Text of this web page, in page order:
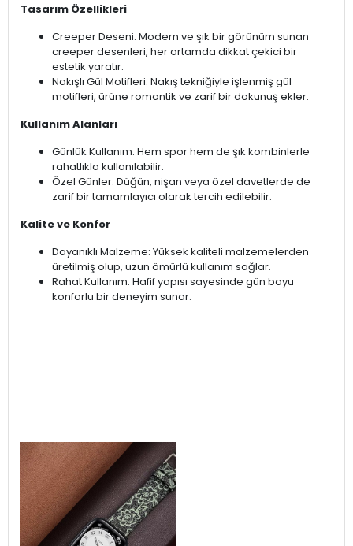
Tasarım Özellikleri
Creeper Deseni: Modern ve şık bir görünüm sunan
creeper desenleri, her ortamda dikkat çekici bir
estetik yaratır.
Nakışlı Gül Motifleri: Nakış tekniğiyle işlenmiş gül
motifleri, ürüne romantik ve zarif bir dokunuş ekler.
Kullanım Alanları
Günlük Kullanım: Hem spor hem de şık kombinlerle
rahatlıkla kullanılabilir.
Özel Günler: Düğün, nişan veya özel davetlerde de
zarif bir tamamlayıcı olarak tercih edilebilir.
Kalite ve Konfor
Dayanıklı Malzeme: Yüksek kaliteli malzemelerden
üretilmiş olup, uzun ömürlü kullanım sağlar.
Rahat Kullanım: Hafif yapısı sayesinde gün boyu
konforlu bir deneyim sunar.